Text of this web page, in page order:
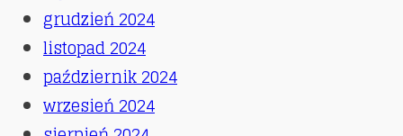
grudzień 2024
listopad 2024
październik 2024
wrzesień 2024